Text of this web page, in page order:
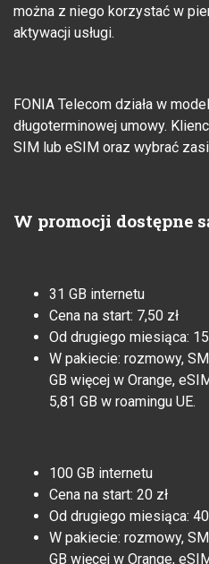
można z niego korzystać w
aktywacji usługi.
FONIA Telecom działa w
długoterminowej umowy.
SIM lub eSIM oraz wybrać
W promocji dostępne
31 GB internetu
Cena na start: 7,50 zł
Od drugiego miesiąca:
W pakiecie: rozmowy,
GB więcej w Orange,
5,81 GB w roamingu UE.
100 GB internetu
Cena na start: 20 zł
Od drugiego miesiąca:
W pakiecie: rozmowy,
GB więcej w Orange,